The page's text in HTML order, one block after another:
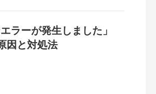
ラーが発生しました」
因と対処法